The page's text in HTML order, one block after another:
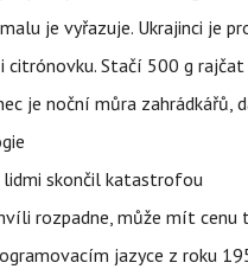
je vyřazuje. Ukrajinci je
Stačí 500 g
je noční můra zahrádkářů,
lidmi skončil katastrofou
rozpadne, může mít cenu
jazyce z roku